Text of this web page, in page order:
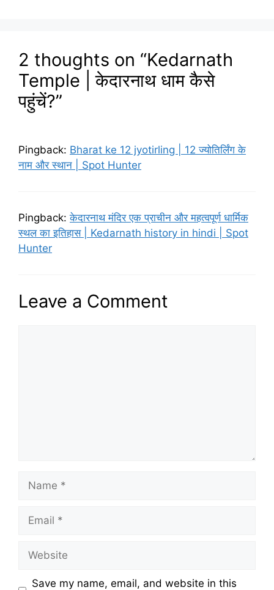
2 thoughts on “Kedarnath
Temple | केदारनाथ धाम कैसे
पहुंचें?”
Pingback: Bharat ke 12 jyotirling | 12 ज्योतिर्लिंग के
नाम और स्थान | Spot Hunter
Pingback:केदारनाथ मंदिर एक प्राचीन और महत्वपूर्ण धार्मिक
स्थल का इतिहास | Kedarnath history in hindi | Spot
Hunter
Leave a Comment
Save my name, email, and website in this